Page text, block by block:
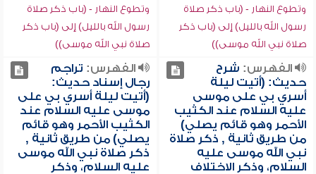
وتطوع النهار - (باب ذكر صلاة
رسول الله بالليل) إلى (باب ذكر
صلاة نبي الله موسى))
وتطوع النهار - (باب ذكر صلاة
رسول الله بالليل) إلى (باب ذكر
صلاة نبي الله موسى))
الفهرس: شرح
حديث: (أتيت ليلة
أسري بي على موسى
عليه السلام عند الكثيب
الأحمر وهو قائم يصلي)
من طريق ثانية , ذكر صلاة
نبي الله موسى عليه
السلام، وذكر الاختلاف
الفهرس: تراجم
رجال إسناد حديث:
(أتيت ليلة أسري بي على
موسى عليه السلام عند
الكثيب الأحمر وهو قائم
يصلي) من طريق ثانية ,
ذكر صلاة نبي الله موسى
عليه السلام، وذكر